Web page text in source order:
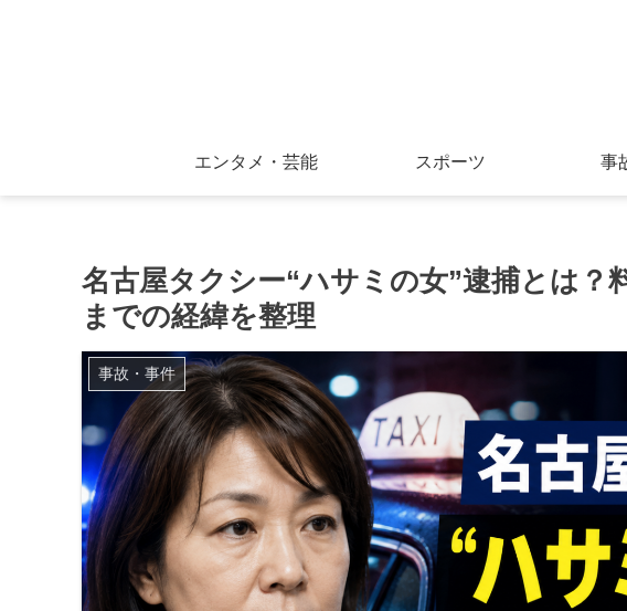
エンタメ・芸能 スポーツ 事
名古屋タクシー“ハサミの女”逮捕とは？
までの経緯を整理
事故・事件